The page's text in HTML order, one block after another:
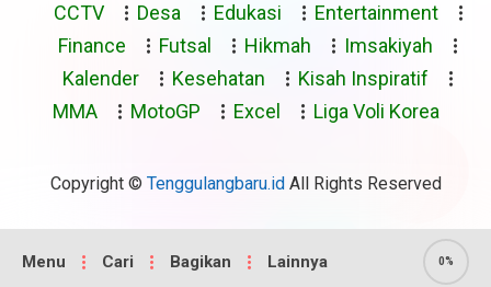
CCTV
Desa Edukasi
Entertainment
Finance
Futsal Hikmah
Imsakiyah
Kalender
Kesehatan
Kisah Inspiratif
MMA
MotoGP Excel Liga Voli Korea
Copyright © Tenggulangbaru.idAll Rights Reserved
Menu Cari Bagikan Lainnya 0%